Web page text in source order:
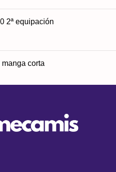
2ª equipación
corta